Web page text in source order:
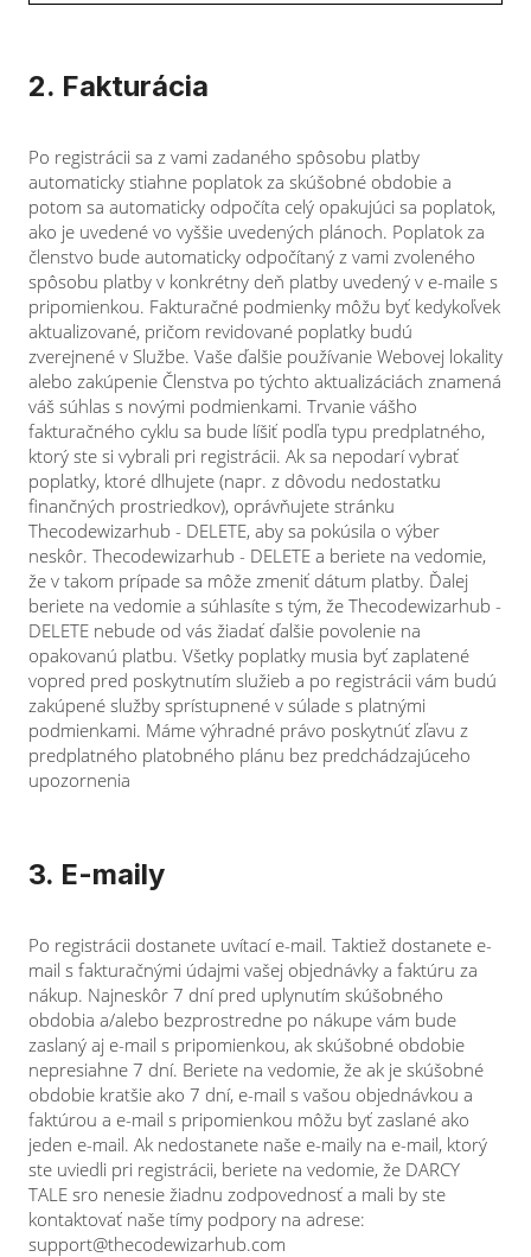
2. Fakturácia
Po registrácii sa z vami zadaného spôsobu platby
automaticky stiahne poplatok za skúšobné obdobie a
potom sa automaticky odpočíta celý opakujúci sa poplatok,
ako je uvedené vo vyššie uvedených plánoch. Poplatok za
členstvo bude automaticky odpočítaný z vami zvoleného
spôsobu platby v konkrétny deň platby uvedený v e-maile s
pripomienkou. Fakturačné podmienky môžu byť kedykoľvek
aktualizované, pričom revidované poplatky budú
zverejnené v Službe. Vaše ďalšie používanie Webovej lokality
alebo zakúpenie Členstva po týchto aktualizáciách znamená
váš súhlas s novými podmienkami. Trvanie vášho
fakturačného cyklu sa bude líšiť podľa typu predplatného,
ktorý ste si vybrali pri registrácii. Ak sa nepodarí vybrať
poplatky, ktoré dlhujete (napr. z dôvodu nedostatku
finančných prostriedkov), oprávňujete stránku
Thecodewizarhub - DELETE, aby sa pokúsila o výber
neskôr. Thecodewizarhub - DELETE a beriete na vedomie,
že v takom prípade sa môže zmeniť dátum platby. Ďalej
beriete na vedomie a súhlasíte s tým, že Thecodewizarhub -
DELETE nebude od vás žiadať ďalšie povolenie na
opakovanú platbu. Všetky poplatky musia byť zaplatené
vopred pred poskytnutím služieb a po registrácii vám budú
zakúpené služby sprístupnené v súlade s platnými
podmienkami. Máme výhradné právo poskytnúť zľavu z
predplatného platobného plánu bez predchádzajúceho
upozornenia
3. E-maily
Po registrácii dostanete uvítací e-mail. Taktiež dostanete e-
mail s fakturačnými údajmi vašej objednávky a faktúru za
nákup. Najneskôr 7 dní pred uplynutím skúšobného
obdobia a/alebo bezprostredne po nákupe vám bude
zaslaný aj e-mail s pripomienkou, ak skúšobné obdobie
nepresiahne 7 dní. Beriete na vedomie, že ak je skúšobné
obdobie kratšie ako 7 dní, e-mail s vašou objednávkou a
faktúrou a e-mail s pripomienkou môžu byť zaslané ako
jeden e-mail. Ak nedostanete naše e-maily na e-mail, ktorý
ste uviedli pri registrácii, beriete na vedomie, že DARCY
TALE sro nenesie žiadnu zodpovednosť a mali by ste
kontaktovať naše tímy podpory na adrese:
support@thecodewizarhub.com